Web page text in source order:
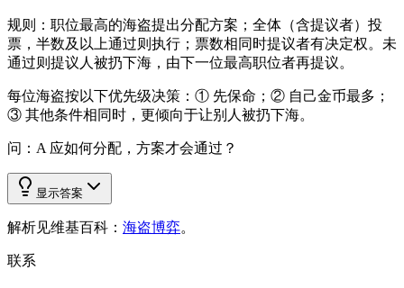
规则：职位最高的海盗提出分配方案；全体（含提议者）投
票，半数及以上通过则执行；票数相同时提议者有决定权。未
通过则提议人被扔下海，由下一位最高职位者再提议。
每位海盗按以下优先级决策：① 先保命；② 自己金币最多；
③ 其他条件相同时，更倾向于让别人被扔下海。
问：A 应如何分配，方案才会通过？
显示答案
解析见维基百科： 海盗博弈。
联系